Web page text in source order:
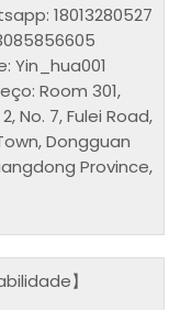
18013280527
Yin_hua001
Room 301,
No. 7, Fulei Road,
Dongguan
Province,
】